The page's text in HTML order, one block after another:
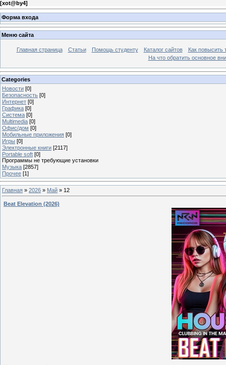
[xot@by4]
Форма входа
Меню сайта
Главная страница Статьи Помощь студенту Каталог сайтов
Как повысить
На что обратить основное
Categories
Новости [0]
Безопасность [0]
Интернет [0]
Графика [0]
Система [0]
Multimedia [0]
Офис/дом [0]
Мобильные приложения [0]
Игры [0]
Электронные книги [2117]
Portable soft [0]
Программы не требующие установки
Музыка [2857]
Прочее [1]
Главная » 2026 » Май » 12
Beat Elevation (2026)